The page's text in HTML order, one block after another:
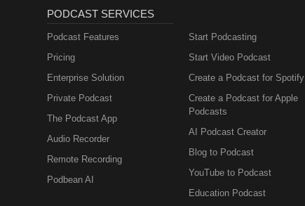
PODCAST SERVICES
Podcast Features
Pricing
Enterprise Solution
Private Podcast
The Podcast App
Audio Recorder
Remote Recording
Podbean AI
Start Podcasting
Start Video Podcast
Create a Podcast for Spotify
Create a Podcast for Apple
Podcasts
AI Podcast Creator
Blog to Podcast
YouTube to Podcast
Education Podcast